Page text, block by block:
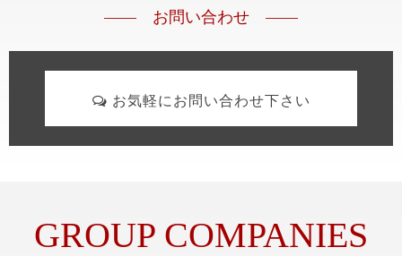
—— お問い合わせ ——
お気軽にお問い合わせ下さい
GROUP COMPANIES